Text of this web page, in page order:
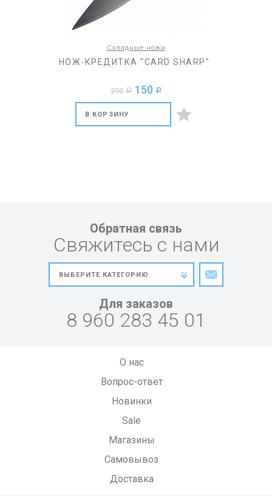
Складные ножи
НОЖ-КРЕДИТКА "CARD SHARP"
290 a 150 a
В КОРЗИНУ
Обратная связь
Свяжитесь с нами
Для заказов
8 960 283 45 01
О нас
Вопрос-ответ
Новинки
Sale
Магазины
Самовывоз
Доставка